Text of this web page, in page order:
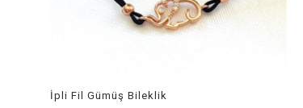
İpli Fil Gümüş Bileklik